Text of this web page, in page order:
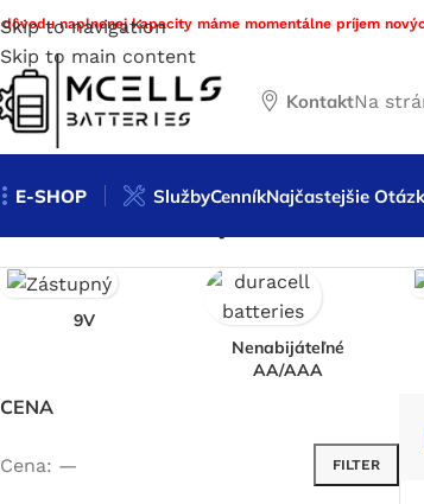
Skip to navigation
Skip to main content
naplnenej kapacity máme momentálne príjem
KontaktNa
E-SHOP SlužbyCenníkNajčastejšie
9V
Nenabijáteľné
AA/AAA
CENA
FILTER
Cena: —